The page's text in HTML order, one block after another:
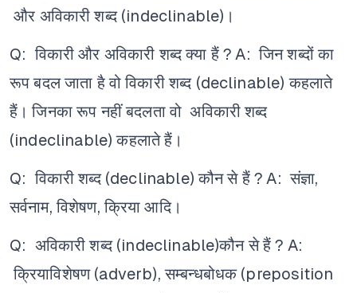
और अविकारी शब्द (indeclinable)।
Q: विकारी और अविकारी शब्द क्या हैं ? A: जिन शब्दों का
रूप बदल जाता है वो विकारी शब्द (declinable) कहलाते
हैं। जिनका रूप नहीं बदलता वो अविकारी शब्द
(indeclinable) कहलाते हैं।
Q: विकारी शब्द (declinable) कौन से हैं ? A: संज्ञा,
सर्वनाम, विशेषण, क्रिया आदि।
Q: अविकारी शब्द (indeclinable)कौन से हैं ? A:
क्रियाविशेषण (adverb), सम्बन्धबोधक (preposition